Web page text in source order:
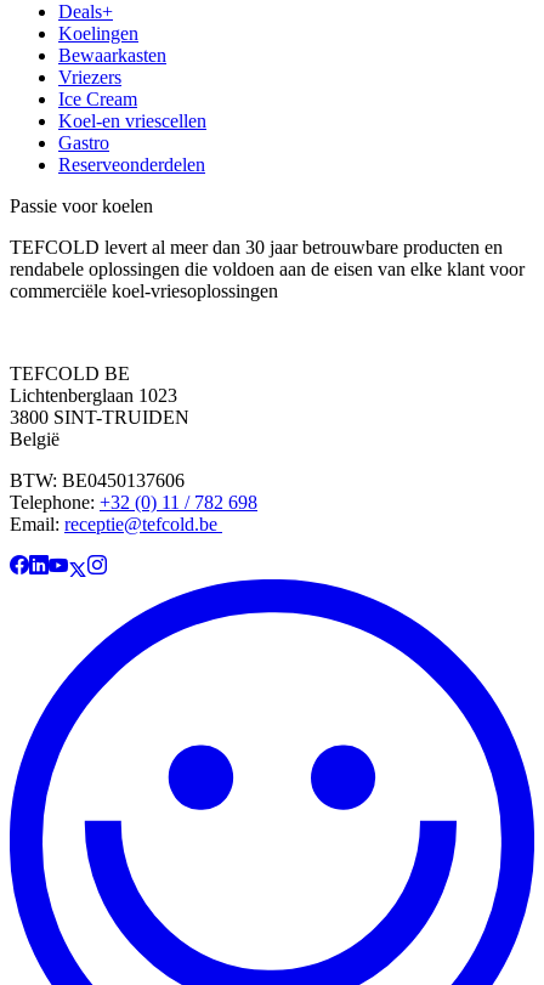
Deals+
Koelingen
Bewaarkasten
Vriezers
Ice Cream
Koel-en vriescellen
Gastro
Reserveonderdelen
Passie voor koelen
TEFCOLD levert al meer dan 30 jaar betrouwbare producten en
rendabele oplossingen die voldoen aan de eisen van elke klant voor
commerciële koel-vriesoplossingen
TEFCOLD BE
Lichtenberglaan 1023
3800 SINT-TRUIDEN
België
BTW: BE0450137606
Telephone: +32 (0) 11 / 782 698
Email: receptie@tefcold.be